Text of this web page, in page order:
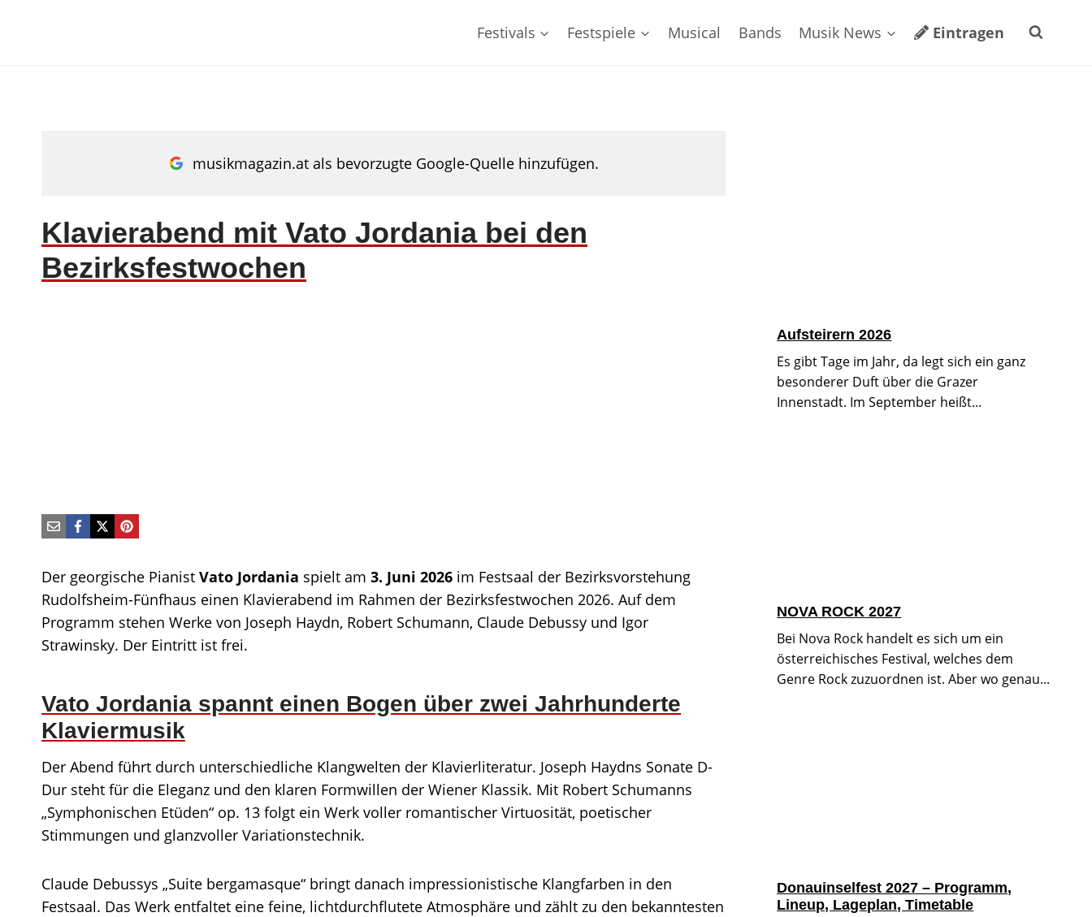
Festivals Festspiele Musical Bands Musik News Eintragen
musikmagazin.at als bevorzugte Google-Quelle hinzufügen.
Klavierabend mit Vato Jordania bei den
Bezirksfestwochen
Der georgische Pianist Vato Jordania spielt am 3. Juni 2026 im Festsaal der Bezirksvorstehung
Rudolfsheim-Fünfhaus einen Klavierabend im Rahmen der Bezirksfestwochen 2026. Auf dem
Programm stehen Werke von Joseph Haydn, Robert Schumann, Claude Debussy und Igor
Strawinsky. Der Eintritt ist frei.
Vato Jordania spannt einen Bogen über zwei Jahrhunderte
Klaviermusik
Der Abend führt durch unterschiedliche Klangwelten der Klavierliteratur. Joseph Haydns Sonate D-
Dur steht für die Eleganz und den klaren Formwillen der Wiener Klassik. Mit Robert Schumanns
„Symphonischen Etüden“ op. 13 folgt ein Werk voller romantischer Virtuosität, poetischer
Stimmungen und glanzvoller Variationstechnik.
Claude Debussys „Suite bergamasque“ bringt danach impressionistische Klangfarben in den
Festsaal. Das Werk entfaltet eine feine, lichtdurchflutete Atmosphäre und zählt zu den bekanntesten
Aufsteirern 2026
Es gibt Tage im Jahr, da legt sich ein ganz
besonderer Duft über die Grazer
Innenstadt. Im September heißt...
NOVA ROCK 2027
Bei Nova Rock handelt es sich um ein
österreichisches Festival, welches dem
Genre Rock zuzuordnen ist. Aber wo genau...
Donauinselfest 2027 – Programm,
Lineup, Lageplan, Timetable